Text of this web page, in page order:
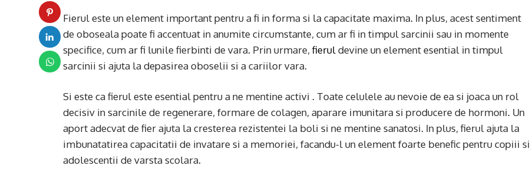
Fierul este un element important pentru a fi in forma si la capacitate maxima. In plus, acest sentiment
de oboseala poate fi accentuat in anumite circumstante, cum ar fi in timpul sarcinii sau in momente
specifice, cum ar fi lunile fierbinti de vara. Prin urmare, fieruldevine un element esential in timpul
sarcinii si ajuta la depasirea oboselii si a cariilor vara.
Si este ca fierul este esential pentru a ne mentine activi . Toate celulele au nevoie de ea si joaca un rol
decisiv in sarcinile de regenerare, formare de colagen, aparare imunitara si producere de hormoni. Un
aport adecvat de fier ajuta la cresterea rezistentei la boli si ne mentine sanatosi. In plus, fierul ajuta la
imbunatatirea capacitatii de invatare si a memoriei, facandu-l un element foarte benefic pentru copiii si
adolescentii de varsta scolara.